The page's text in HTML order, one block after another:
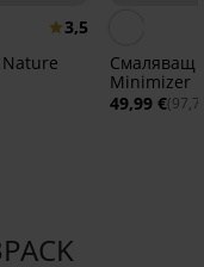
3,5
Смаляващ
Minimizer
49,99 €